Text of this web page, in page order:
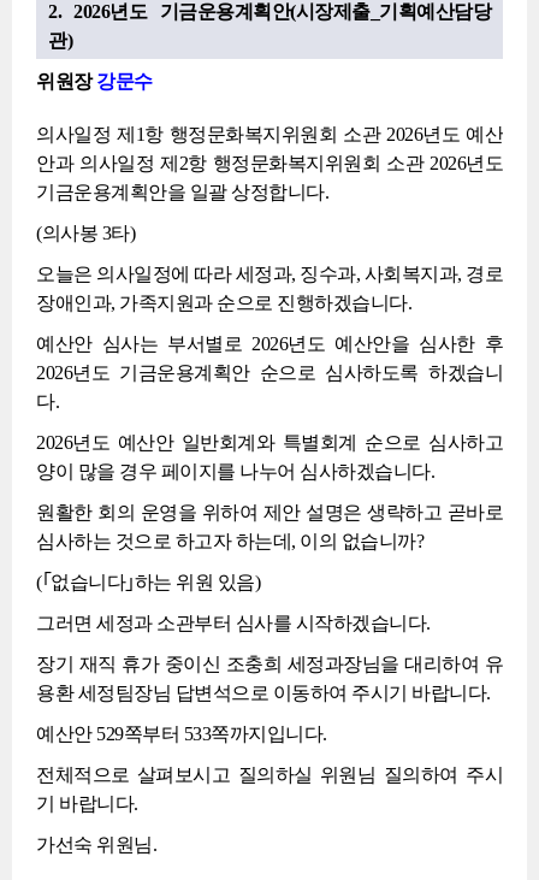
2. 2026년도 기금운용계획안(시장제출_기획예산담당
관)
위원장강문수
의사일정 제1항 행정문화복지위원회 소관 2026년도 예산
안과 의사일정 제2항 행정문화복지위원회 소관 2026년도
기금운용계획안을 일괄 상정합니다.
(의사봉 3타)
오늘은 의사일정에 따라 세정과, 징수과, 사회복지과, 경로
장애인과, 가족지원과 순으로 진행하겠습니다.
예산안 심사는 부서별로 2026년도 예산안을 심사한 후
2026년도 기금운용계획안 순으로 심사하도록 하겠습니
다.
2026년도 예산안 일반회계와 특별회계 순으로 심사하고
양이 많을 경우 페이지를 나누어 심사하겠습니다.
원활한 회의 운영을 위하여 제안 설명은 생략하고 곧바로
심사하는 것으로 하고자 하는데, 이의 없습니까?
(｢없습니다｣하는 위원 있음)
그러면 세정과 소관부터 심사를 시작하겠습니다.
장기 재직 휴가 중이신 조충희 세정과장님을 대리하여 유
용환 세정팀장님 답변석으로 이동하여 주시기 바랍니다.
예산안 529쪽부터 533쪽까지입니다.
전체적으로 살펴보시고 질의하실 위원님 질의하여 주시
기 바랍니다.
가선숙 위원님.